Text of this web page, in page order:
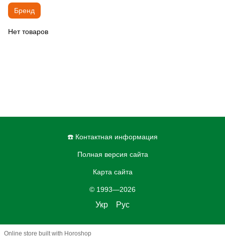
Бренд
Нет товаров
☎️ Контактная информация
Полная версия сайта
Карта сайта
© 1993—2026
Укр Рус
Online store built with Horoshop